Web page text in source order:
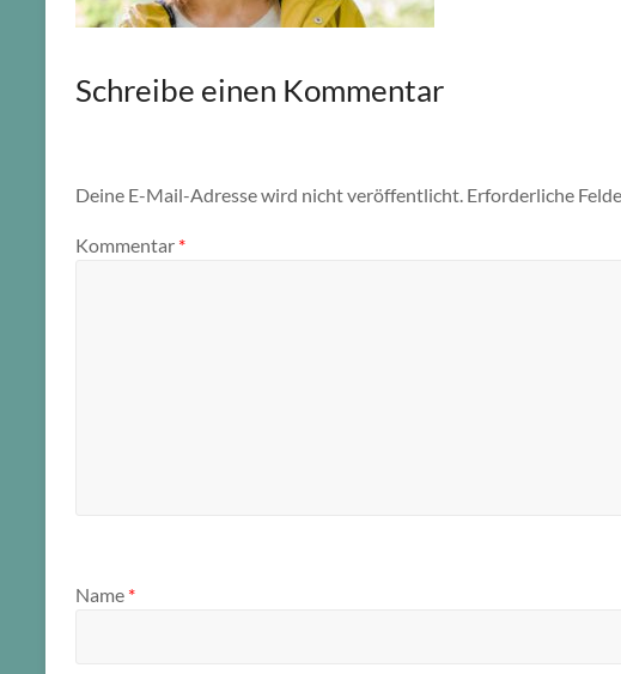
Schreibe einen Kommentar
Deine E-Mail-Adresse wird nicht veröffentlicht. Erforderliche
Kommentar *
Name *